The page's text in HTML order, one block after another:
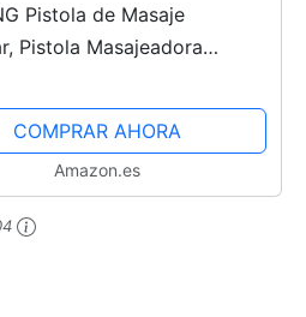
Pistola de Masaje
Pistola Masajeadora
de,Seis Cabezales
Diferentes Para,Opción de
COMPRAR AHORA
Amazon.es